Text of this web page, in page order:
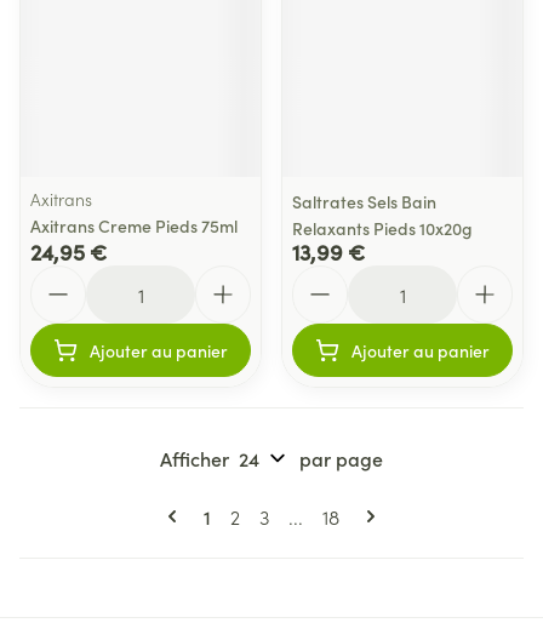
Axitrans
Axitrans Creme Pieds 75ml
24,95 €
Ajouter au panier
Saltrates Sels Bain
Relaxants Pieds 10x20g
13,99 €
Ajouter au panier
Pages
Vous lisez actuellement la page
1 Page
2 Page
3 ... Page
18
Afficher par page